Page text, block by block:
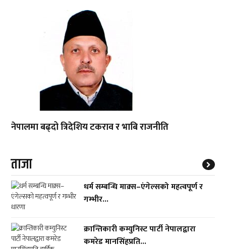
नेपालमा बढ्दो त्रिदेशिय टकराव र भाबि राजनीति
ताजा
धर्म सम्बन्धि माक्र्स–एंगेल्सको महत्वपूर्ण र
गम्भीर...
क्रान्तिकारी कम्युनिस्ट पार्टी नेपालद्वारा
कमरेड मानसिंहप्रति...